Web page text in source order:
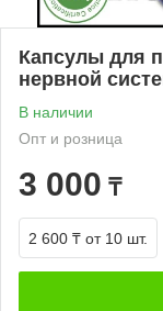
Капсулы для
нервной
В наличии
Опт и розница
3 000 ₸
2 600 ₸ от 10 шт.